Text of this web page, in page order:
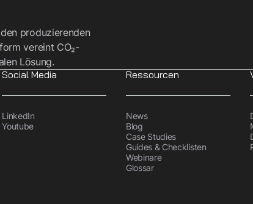
produzierenden
vereint CO₂-
Lösung.
Social Media
LinkedIn
Youtube
Ressourcen
News
Blog
Case Studies
Guides & Checklisten
Webinare
Glossar